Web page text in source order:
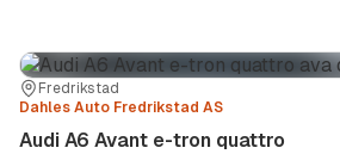
Sted:Fredrikstad
Forhandler:
Dahles Auto Fredrikstad AS
Audi A6 Avant e-tron quattro